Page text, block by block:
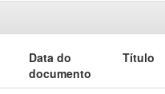
Data do
documento
Título